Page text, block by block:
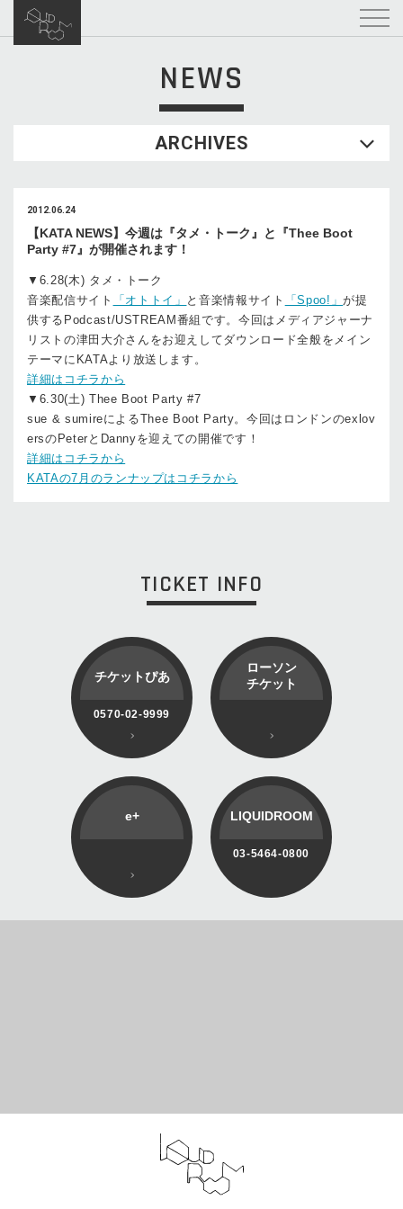
NEWS
ARCHIVES
2012.06.24
【KATA NEWS】今週は『タメ・トーク』と『Thee Boot
Party #7』が開催されます！
▼6.28(木) タメ・トーク
音楽配信サイト
「オトトイ」 と音楽情報サイト 「Spoo!」が提
供するPodcast/USTREAM番組です。今回はメディアジャーナ
リストの津田大介さんをお迎えしてダウンロード全般をメイン
テーマにKATAより放送します。
詳細はコチラから
▼6.30(土) Thee Boot Party #7
sue & sumireによるThee Boot Party。今回はロンドンのexlov
ersのPeterとDannyを迎えての開催です！
詳細はコチラから
KATAの7月のランナップはコチラから
TICKET INFO
チケットぴあ
0570-02-9999
ローソン
チケット
e+ LIQUIDROOM
03-5464-0800